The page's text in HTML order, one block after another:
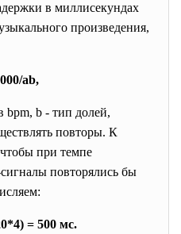
в миллисекундах
произведения,
ab,
bpm, b - тип долей,
повторы. К
при темпе
повторялись бы
= 500 мс.